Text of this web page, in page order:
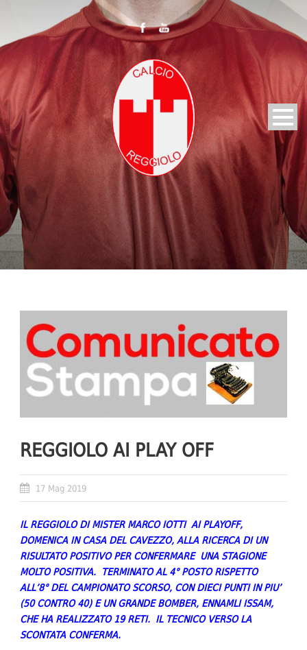
REGGIOLO AI PLAY OFF
17 Mag 2019
IL REGGIOLO DI MISTER MARCO IOTTI AI PLAYOFF,
DOMENICA IN CASA DEL CAVEZZO, ALLA RICERCA DI UN
RISULTATO POSITIVO PER CONFERMARE UNA STAGIONE
MOLTO POSITIVA. TERMINATO AL 4° POSTO RISPETTO
ALL’8° DEL CAMPIONATO SCORSO, CON DIECI PUNTI IN PIU’
(50 CONTRO 40) E UN GRANDE BOMBER, ENNAMLI ISSAM,
CHE HA REALIZZATO 19 RETI. IL TECNICO VERSO LA
SCONTATA CONFERMA.